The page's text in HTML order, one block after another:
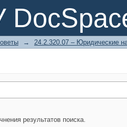
→ 24.2.320.07 – Юридические
результатов поиска.